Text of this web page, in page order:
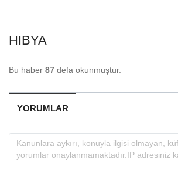
HIBYA
Bu haber 87 defa okunmuştur.
YORUMLAR